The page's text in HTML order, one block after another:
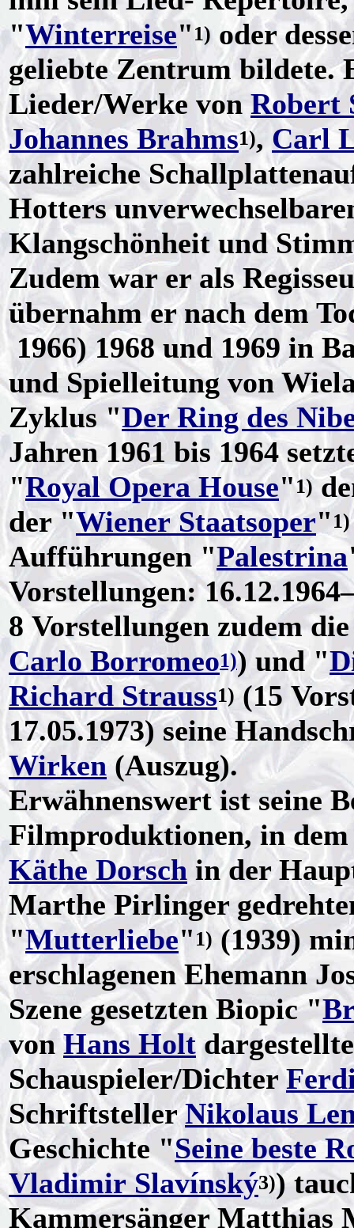
"Winterreise" 1) oder
geliebte Zentrum bildete.
Lieder/Werke vonRobert
Johannes Brahms1), Carl
zahlreiche
Hotters
Klangschönheit und
Zudem war er als
übernahm er nach dem
1966) 1968 und 1969 in
und Spielleitung von
Zyklus "Der Ring des
Jahren 1961 bis 1964
"Royal Opera House"1)
der "Wiener Staatsoper" 1)
Aufführungen "Palestrina
Vorstellungen:
8 Vorstellungen zudem
Carlo Borromeo1)) und "
Richard Strauss1)(15
17.05.1973) seine
Wirken (Auszug).
Erwähnenswert ist seine
Filmproduktionen, in
Käthe Dorsch in der
Marthe Pirlinger
"Mutterliebe" 1) (1939)
erschlagenen Ehemann
Szene gesetzten Biopic "
von Hans Holt
Schauspieler/Dichter
SchriftstellerNikolaus
Geschichte "Seine beste
Vladimir Slavínský3))
Kammersänger Matthias